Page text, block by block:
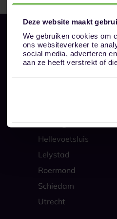
Deze website maakt
We gebruiken cookies om
ons websiteverkeer te
social media, adverteren
aan ze heeft verstrekt of
Onze
Alkmaar
Hellevoetsluis
Lelystad
Roermond
Schiedam
Utrecht